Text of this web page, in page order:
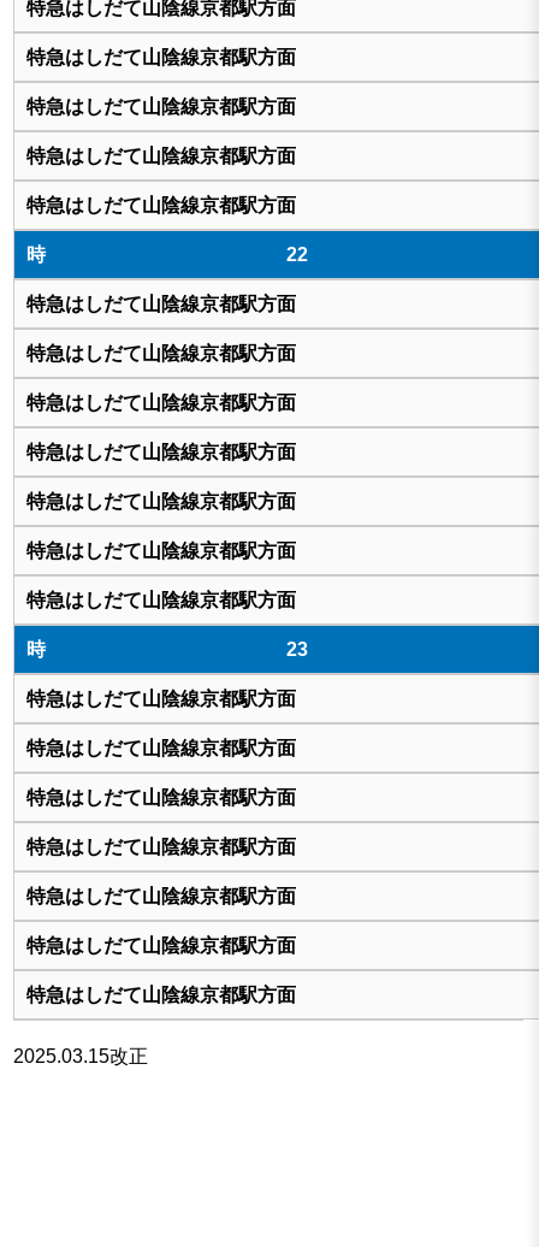
22
23
2025.03.15改正